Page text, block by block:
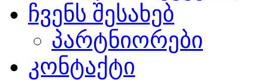
ჩვენს შესახებ
პარტნიორები
კონტაქტი